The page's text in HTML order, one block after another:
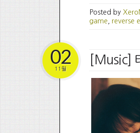
Posted by
game
reverse
[Music]
02
11월